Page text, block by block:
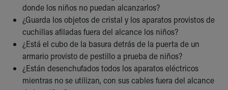
Safe Sleep
About Akron Children's Pediatrics
Who We Are
Building a Brighter Future
Our Mission, Vision, Promise
Calendar of Events
Community Mission
donde los niños no puedan alcanzarlos?
¿Guarda los objetos de cristal y los aparatos provistos de
cuchillas afiladas fuera del alcance los niños?
¿Está el cubo de la basura detrás de la puerta de un
armario provisto de pestillo a prueba de niños?
¿Están desenchufados todos los aparatos eléctricos
mientras no se utilizan, con sus cables fuera del alcance